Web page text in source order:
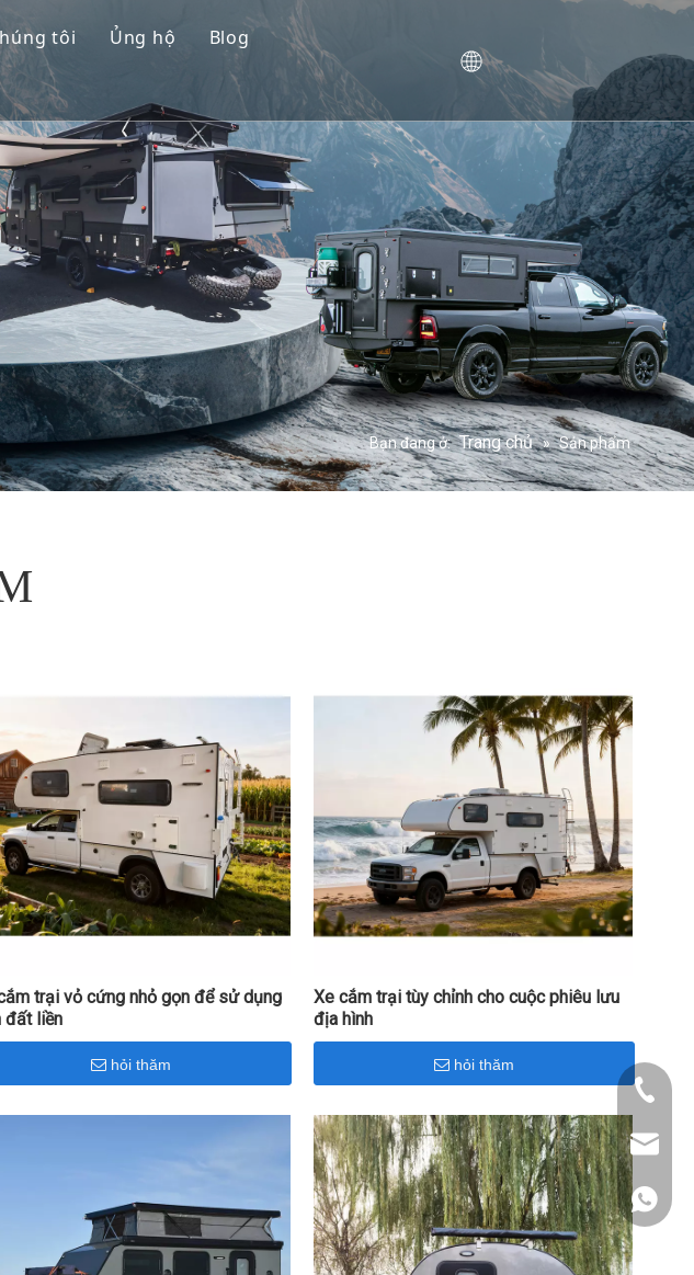
tôi Ủng hộ
Câu hỏi thường gặp
Băng hình
Blog
Bạn đang ở: Trang chủ » Sản phẩm
trại vỏ cứng nhỏ gọn để sử dụng
đất liền
hỏi thăm
Xe cắm trại tùy chỉnh cho cuộc phiêu lưu
địa hình
hỏi thăm
+86-
+86-